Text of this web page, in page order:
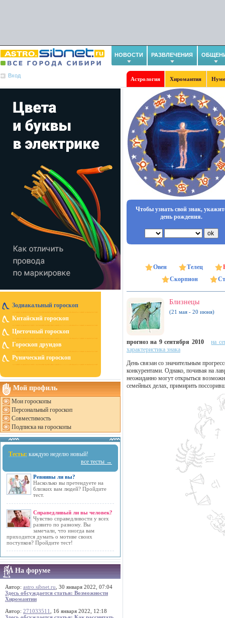
НОВОСТИ РАЗВЛЕЧЕНИЯ
Вход
Астрология Хиромантия
Зодиакальный гороскоп
Китайский гороскоп
Цветочный гороскоп
Гороскоп друидов
Рунический гороскоп
Мой профиль
Мои гороскопы
Персональный гороскоп
Совместимость
Подписка на гороскопы
Тесты: каждую неделю новый!
все тесты →
Ревнивы ли вы?
Насколько вы претендуете на
близких вам людей? Пройдите
тест.
Справедливый ли вы человек?
Чувство справедливости у всех
развито по разному. Вы
замечали, что иногда вам
приходится думать о мотиве своих
поступков? Пройдите тест!
На форуме
Автор: astro.sibnet.ru , 30 января 2022, 07:04
Здесь обсуждается статья: Возможности
Хиромантии
Автор: 271033511
, 16 января 2022, 12:18
Чтобы узнать свой знак,
день рождения.
Овен Телец
Скорпион
Близнецы
(21 мая - 20 июня)
прогноз на 9 сентября 2010
на
характеристика знака
День связан со значительным
конкурентами. Однако, почивая на
неожиданно могут открыться
семейных делах, примирить